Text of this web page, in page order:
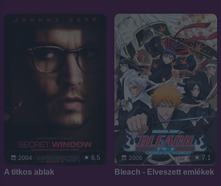
2004 6.5
A titkos ablak
2006 7.1
Bleach - Elveszett emlékek